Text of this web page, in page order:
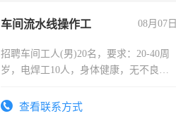
车间流水线操作工 08月07日
招聘车间工人(男)20名，要求：20-40周
岁，电焊工10人，身体健康，无不良嗜
宿，免费发放劳保用品，两班倒，每月
查看联系方式